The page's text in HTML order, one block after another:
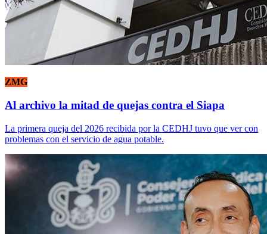
ZMG
Al archivo la mitad de quejas contra el Siapa
La primera queja del 2026 recibida por la CEDHJ tuvo que ver con
problemas con el servicio de agua potable.